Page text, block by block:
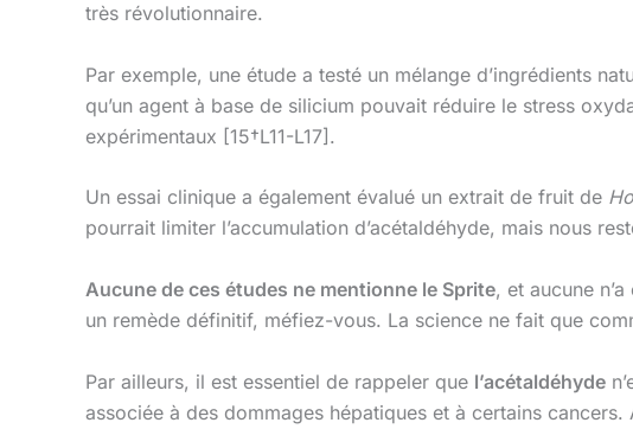
très révolutionnaire.
Par exemple, une étude a testé un mélange d’ingrédients
qu’un agent à base de silicium pouvait réduire le stress
expérimentaux [15†L11-L17].
Un essai clinique a également évalué un extrait de fruit de
pourrait limiter l’accumulation d’acétaldéhyde, mais nous
Aucune de ces études ne mentionne le Sprite, et aucune
un remède définitif, méfiez-vous. La science ne fait que
Par ailleurs, il est essentiel de rappeler que l’acétaldéhyde
associée à des dommages hépatiques et à certains